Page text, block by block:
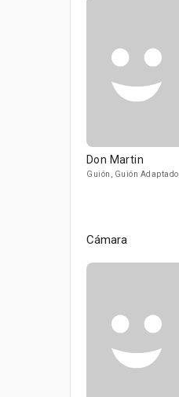
Don Martin
Guión, Guión Adaptado
Cámara